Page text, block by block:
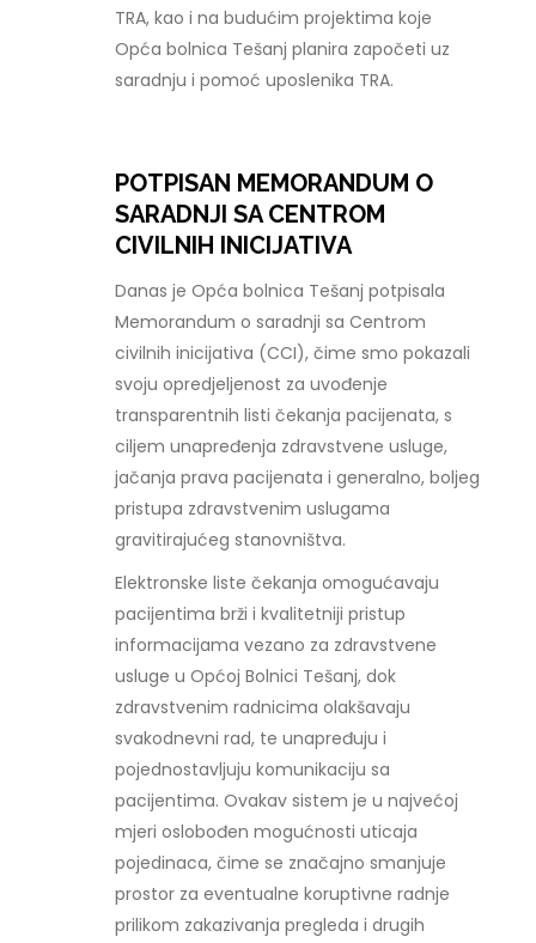
TRA, kao i na budućim projektima koje
Opća bolnica Tešanj planira započeti uz
saradnju i pomoć uposlenika TRA.
POTPISAN MEMORANDUM O
SARADNJI SA CENTROM
CIVILNIH INICIJATIVA
Danas je Opća bolnica Tešanj potpisala
Memorandum o saradnji sa Centrom
civilnih inicijativa (CCI), čime smo pokazali
svoju opredjeljenost za uvođenje
transparentnih listi čekanja pacijenata, s
ciljem unapređenja zdravstvene usluge,
jačanja prava pacijenata i generalno, boljeg
pristupa zdravstvenim uslugama
gravitirajućeg stanovništva.
Elektronske liste čekanja omogućavaju
pacijentima brži i kvalitetniji pristup
informacijama vezano za zdravstvene
usluge u Općoj Bolnici Tešanj, dok
zdravstvenim radnicima olakšavaju
svakodnevni rad, te unapređuju i
pojednostavljuju komunikaciju sa
pacijentima. Ovakav sistem je u najvećoj
mjeri oslobođen mogućnosti uticaja
pojedinaca, čime se značajno smanjuje
prostor za eventualne koruptivne radnje
prilikom zakazivanja pregleda i drugih